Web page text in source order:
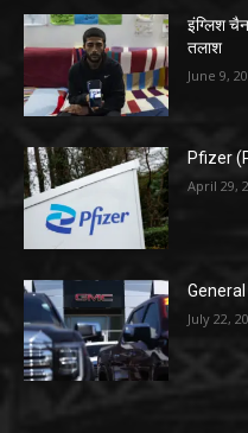
इंग्लिश
तलाश
June 9,
Pfizer
April 29,
July 22,